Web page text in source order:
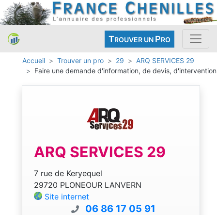
TROUVER UN PRO
Accueil Trouver un pro 29
ARQ SERVICES 29
Faire une demande d'information, de devis, d'intervention
ARQ SERVICES 29
7 rue de Keryequel
29720 PLONEOUR LANVERN
Site internet
06 86 17 05 91